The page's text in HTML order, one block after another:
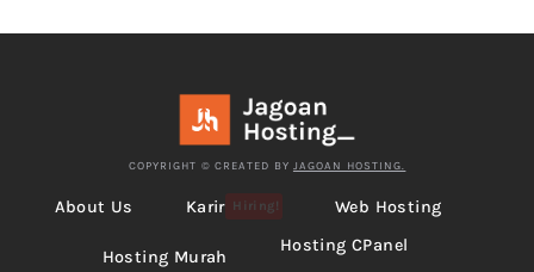
COPYRIGHT © CREATED BY JAGOAN HOSTING.
About Us Karir Hiring! Web Hosting
Hosting Murah
Hosting CPanel